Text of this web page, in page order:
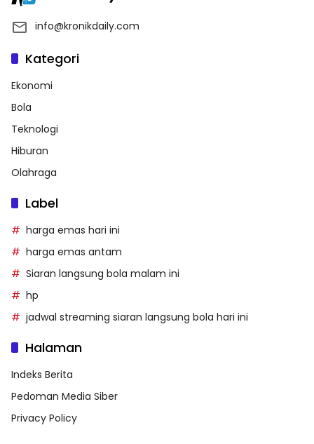
info@kronikdaily.com
Kategori
Ekonomi
Bola
Teknologi
Hiburan
Olahraga
Label
harga emas hari ini
harga emas antam
Siaran langsung bola malam ini
hp
jadwal streaming siaran langsung bola hari ini
Halaman
Indeks Berita
Pedoman Media Siber
Privacy Policy